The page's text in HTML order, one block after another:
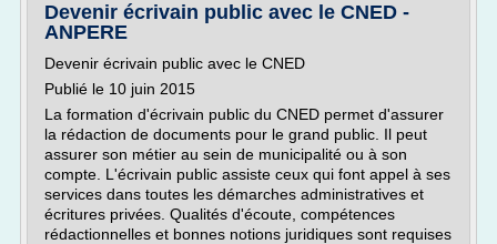
Devenir écrivain public avec le CNED -
ANPERE
Devenir écrivain public avec le CNED
Publié le 10 juin 2015
La formation d'écrivain public du CNED permet d'assurer
la rédaction de documents pour le grand public. Il peut
assurer son métier au sein de municipalité ou à son
compte. L'écrivain public assiste ceux qui font appel à ses
services dans toutes les démarches administratives et
écritures privées. Qualités d'écoute, compétences
rédactionnelles et bonnes notions juridiques sont requises